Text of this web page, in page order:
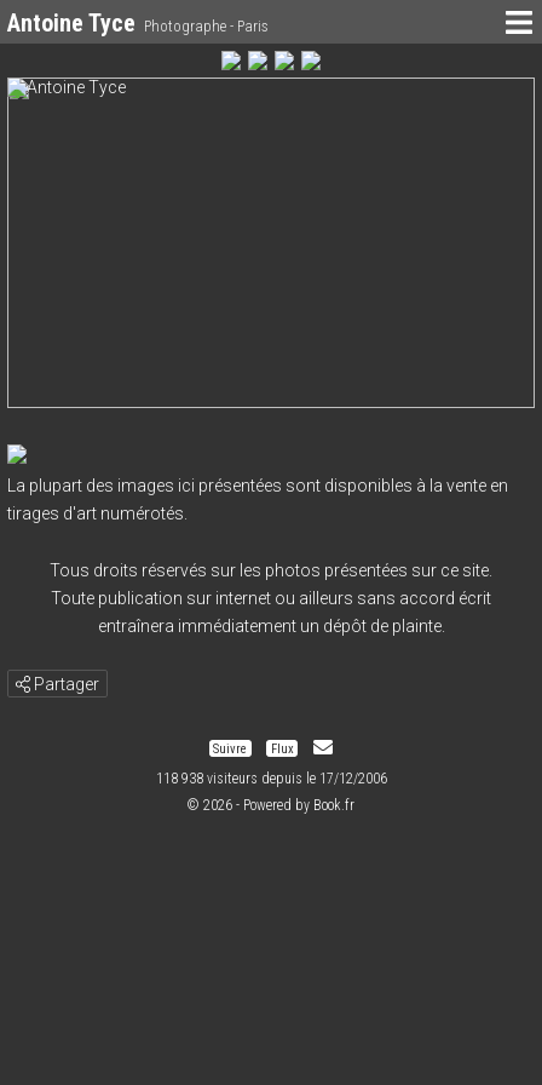
Antoine Tyce Photographe - Paris
La plupart des images ici présentées sont disponibles à la vente en
tirages d'art numérotés.
Tous droits réservés sur les photos présentées sur ce site.
Toute publication sur internet ou ailleurs sans accord écrit
entraînera immédiatement un dépôt de plainte.
Partager
Suivre Flux
118 938 visiteurs depuis le 17/12/2006
© 2026 - Powered by Book.fr